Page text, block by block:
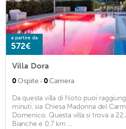
a partire da
572€
Villa Dora
0Ospite · 0Camera
Da questa villa di Noto puoi
minuti, sia Chiesa Madonna del
Domenico. Questa villa si trova a
Bianche e 0,7 km ...